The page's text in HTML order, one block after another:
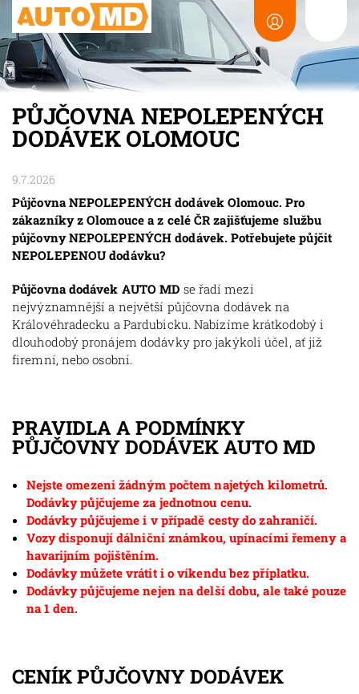
PŮJČOVNA NEPOLEPENÝCH
DODÁVEK OLOMOUC
9.7.2026
Půjčovna NEPOLEPENÝCH dodávek Olomouc. Pro
zákazníky z Olomouce a z celé ČR zajišťujeme službu
půjčovny NEPOLEPENÝCH dodávek. Potřebujete půjčit
NEPOLEPENOU dodávku?
Půjčovna dodávek AUTO MD se řadí mezi
nejvýznamnější a největší půjčovna dodávek na
Královéhradecku a Pardubicku. Nabízíme krátkodobý i
dlouhodobý pronájem dodávky pro jakýkoli účel, ať již
firemní, nebo osobní.
PRAVIDLA A PODMÍNKY
PŮJČOVNY DODÁVEK AUTO MD
Nejste omezeni žádným počtem najetých kilometrů.
Dodávky půjčujeme za jednotnou cenu.
Dodávky půjčujeme i v případě cesty do zahraničí.
Vozy disponují dálniční známkou, upínacími řemeny a
havarijním pojištěním.
Dodávky můžete vrátit i o víkendu bez příplatku.
Dodávky půjčujeme nejen na delší dobu, ale také pouze
na 1 den.
CENÍK PŮJČOVNY DODÁVEK